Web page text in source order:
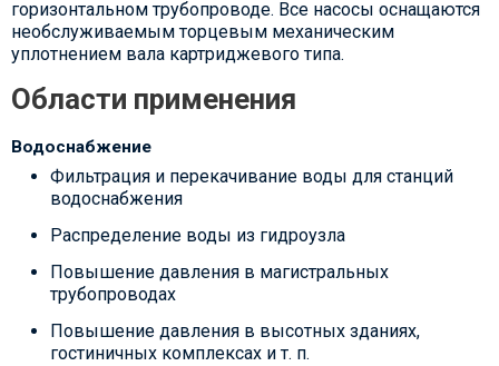
горизонтальном трубопроводе. Все насосы оснащаются
необслуживаемым торцевым механическим
уплотнением вала картриджевого типа.
Области применения
Водоснабжение
Фильтрация и перекачивание воды для станций
водоснабжения
Распределение воды из гидроузла
Повышение давления в магистральных
трубопроводах
Повышение давления в высотных зданиях,
гостиничных комплексах и т. п.